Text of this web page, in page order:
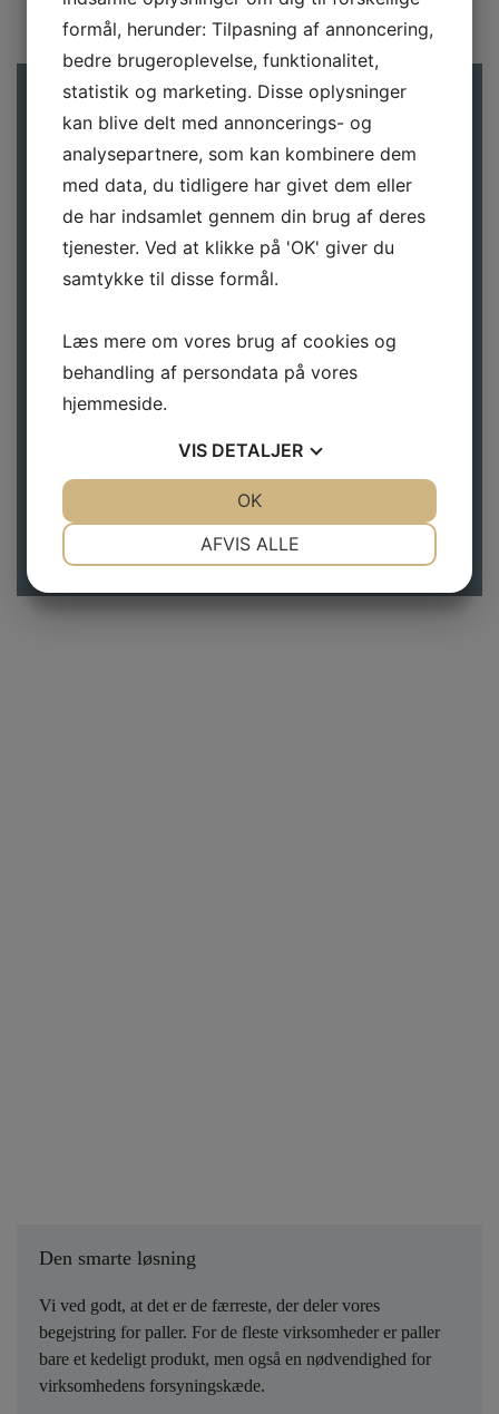
Gå ikke glip af gode tilbud
Tilmeld dig vores nyhedsbrev, hvis du vil have
nyheder og gode tilbud direkte i din indbakke.
Navn *
E-mail *
Den smarte løsning
Vi ved godt, at det er de færreste, der deler vores
begejstring for paller. For de fleste virksomheder er paller
bare et kedeligt produkt, men også en nødvendighed for
virksomhedens forsyningskæde.
formål, herunder: Tilpasning af annoncering,
bedre brugeroplevelse, funktionalitet,
statistik og marketing. Disse oplysninger
kan blive delt med annoncerings- og
analysepartnere, som kan kombinere dem
med data, du tidligere har givet dem eller
de har indsamlet gennem din brug af deres
tjenester. Ved at klikke på 'OK' giver du
samtykke til disse formål.
Læs mere om vores brug af cookies og
behandling af persondata på vores
hjemmeside.
VIS DETALJER
AFVIS ALLE
OK